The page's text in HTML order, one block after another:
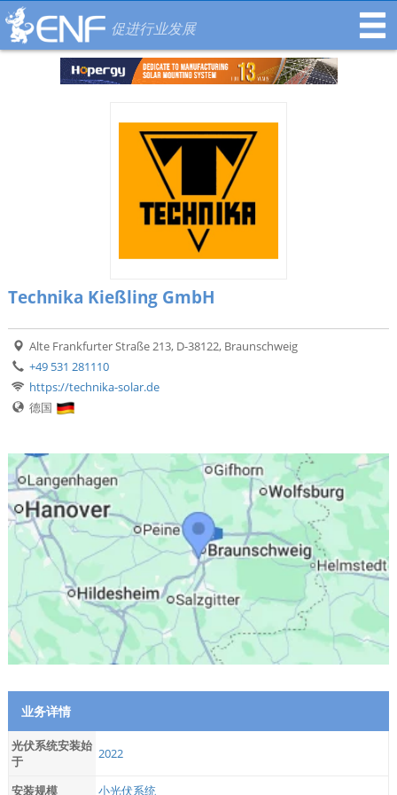
促进行业发展
Technika Kießling GmbH
Alte Frankfurter Straße 213, D-38122, Braunschweig
+49 531 281110
https://technika-solar.de
德国
业务详情
光伏系统安装始
于
2022
安装规模 小光伏系统